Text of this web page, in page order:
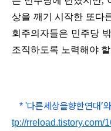
상을 깨기 시작한 또다
회주의자들은 민주당
조직하도록 노력해야
*'다른세상을향한연대’
tp://rreload.tistory.com/